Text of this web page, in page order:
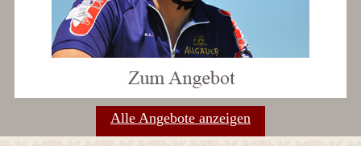
Alle Angebote anzeigen